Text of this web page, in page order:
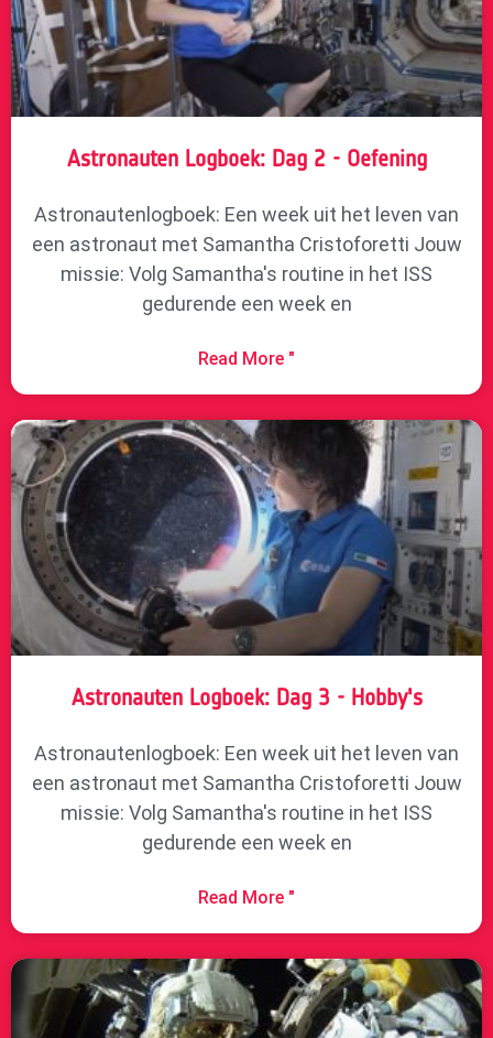
Astronauten Logboek: Dag 2 - Oefening
Astronautenlogboek: Een week uit het leven van
een astronaut met Samantha Cristoforetti Jouw
missie: Volg Samantha's routine in het ISS
gedurende een week en
Read More "
Astronauten Logboek: Dag 3 - Hobby's
Astronautenlogboek: Een week uit het leven van
een astronaut met Samantha Cristoforetti Jouw
missie: Volg Samantha's routine in het ISS
gedurende een week en
Read More "